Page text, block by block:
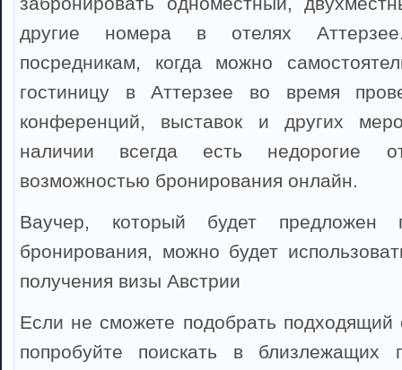
другие номера в отелях
посредникам, когда можно
гостиницу в Аттерзее во время
конференций, выставок и других
наличии всегда есть недорогие
возможностью бронирования онлайн.
Ваучер, который будет предложен
бронирования, можно будет
получения визы Австрии
Если не сможете подобрать подходящий
попробуйте поискать в близлежащих